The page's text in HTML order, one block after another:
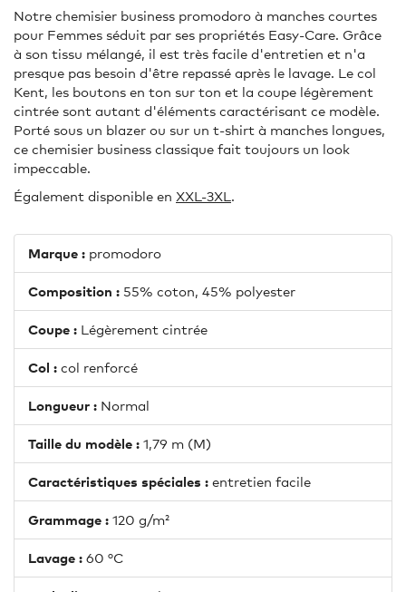
Notre chemisier business promodoro à manches courtes
pour Femmes séduit par ses propriétés Easy-Care. Grâce
à son tissu mélangé, il est très facile d'entretien et n'a
presque pas besoin d'être repassé après le lavage. Le col
Kent, les boutons en ton sur ton et la coupe légèrement
cintrée sont autant d'éléments caractérisant ce modèle.
Porté sous un blazer ou sur un t-shirt à manches longues,
ce chemisier business classique fait toujours un look
impeccable.
Également disponible en XXL-3XL .
Marque : promodoro
Composition : 55% coton, 45% polyester
Coupe : Légèrement cintrée
Col : col renforcé
Longueur : Normal
Taille du modèle : 1,79 m (M)
Caractéristiques spéciales : entretien facile
Grammage : 120 g/m²
Lavage : 60 °C